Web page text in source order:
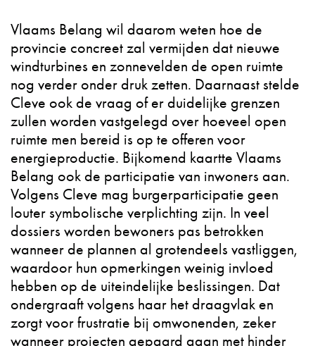
Vlaams Belang wil daarom weten hoe de
provincie concreet zal vermijden dat nieuwe
windturbines en zonnevelden de open ruimte
nog verder onder druk zetten. Daarnaast stelde
Cleve ook de vraag of er duidelijke grenzen
zullen worden vastgelegd over hoeveel open
ruimte men bereid is op te offeren voor
energieproductie. Bijkomend kaartte Vlaams
Belang ook de participatie van inwoners aan.
Volgens Cleve mag burgerparticipatie geen
louter symbolische verplichting zijn. In veel
dossiers worden bewoners pas betrokken
wanneer de plannen al grotendeels vastliggen,
waardoor hun opmerkingen weinig invloed
hebben op de uiteindelijke beslissingen. Dat
ondergraaft volgens haar het draagvlak en
zorgt voor frustratie bij omwonenden, zeker
wanneer projecten gepaard gaan met hinder